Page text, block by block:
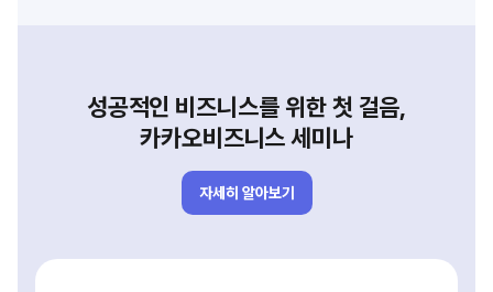
성공적인 비즈니스를 위한 첫 걸음,
카카오비즈니스 세미나
자세히 알아보기